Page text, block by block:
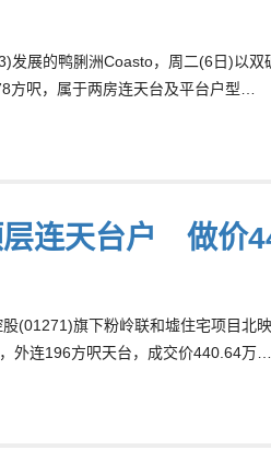
发展的鸭脷洲Coasto，周二(6日)以
方呎，属于两房连天台及平台户型…
层连天台户 做价
(01271)旗下粉岭联和墟住宅项目北
外连196方呎天台，成交价440.64万…